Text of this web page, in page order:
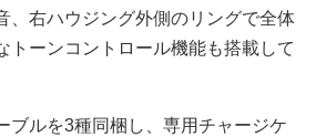
、右ハウジング外側のリングで全体
トーンコントロール機能も搭載して
ルを3種同梱し、専用チャージケ